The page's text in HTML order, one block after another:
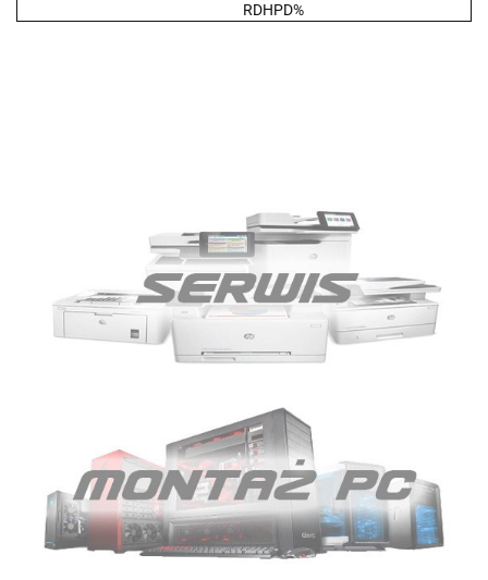
RDHPD%